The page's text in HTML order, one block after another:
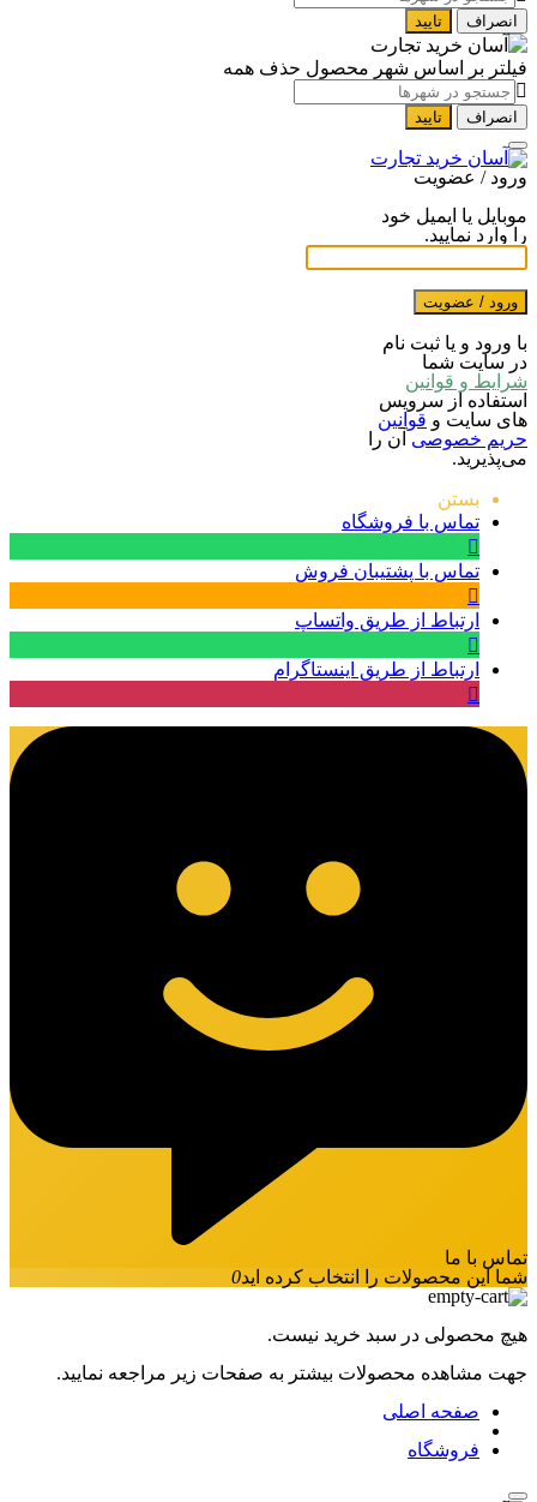
انصراف تایید
فیلتر بر اساس شهر محصول حذف همه
انصراف تایید
ورود / عضویت
موبایل یا ایمیل خود
را وارد نمایید.
ورود / عضویت
با ورود و یا ثبت نام
در سایت شما
شرایط و قوانین
استفاده از سرویس
های سایت و قوانین
حریم خصوصی آن را
می‌پذیرید.
بستن
تماس با فروشگاه
تماس با پشتیبان فروش
ارتباط از طریق واتساپ
ارتباط از طریق اینستاگرام
تماس با ما
شما این محصولات را انتخاب کرده اید0
هیچ محصولی در سبد خرید نیست.
جهت مشاهده محصولات بیشتر به صفحات زیر مراجعه نمایید.
صفحه اصلی
فروشگاه